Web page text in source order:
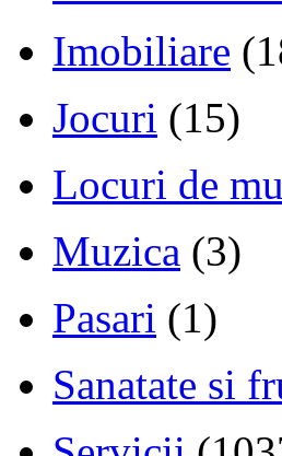
Imobiliare
Jocuri (15)
Locuri de
Muzica (3)
Pasari (1)
Sanatate si